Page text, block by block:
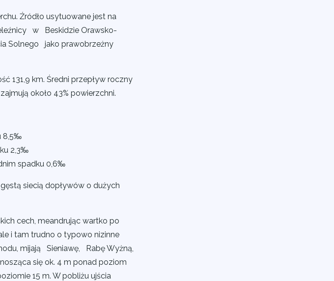
Źródło usytuowane jest na
w Beskidzie Orawsko-
Solnego jako prawobrzeżny
131,9 km. Średni przepływ roczny
około 43% powierzchni.
8,5‰
2,3‰
spadku 0,6‰
siecią dopływów o dużych
cech, meandrując wartko po
i tam trudno o typowo nizinne
mijają Sieniawę, Rabę Wyżną,
się ok. 4 m ponad poziom
15 m. W pobliżu ujścia